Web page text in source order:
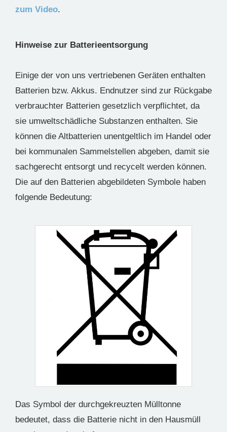
zum Video.
Hinweise zur Batterieentsorgung
Einige der von uns vertriebenen Geräten enthalten
Batterien bzw. Akkus. Endnutzer sind zur Rückgabe
verbrauchter Batterien gesetzlich verpflichtet, da
sie umweltschädliche Substanzen enthalten. Sie
können die Altbatterien unentgeltlich im Handel oder
bei kommunalen Sammelstellen abgeben, damit sie
sachgerecht entsorgt und recycelt werden können.
Die auf den Batterien abgebildeten Symbole haben
folgende Bedeutung:
Das Symbol der durchgekreuzten Mülltonne
bedeutet, dass die Batterie nicht in den Hausmüll